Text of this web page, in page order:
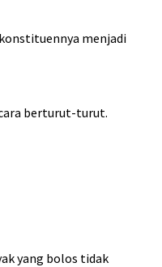
menjadi
berturut-turut.
yang bolos tidak